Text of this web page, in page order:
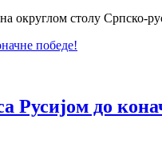
округлом столу Српско-
Русијом до